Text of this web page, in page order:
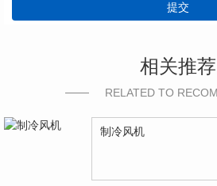
提交
相关推荐
RELATED TO
制冷风机